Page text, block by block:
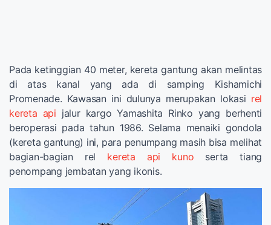
Pada ketinggian 40 meter, kereta gantung akan melintas
di atas kanal yang ada di samping Kishamichi
Promenade. Kawasan ini dulunya merupakan lokasi rel
kereta api jalur kargo Yamashita Rinko yang berhenti
beroperasi pada tahun 1986. Selama menaiki gondola
(kereta gantung) ini, para penumpang masih bisa melihat
bagian-bagian rel kereta api kuno serta tiang
penompang jembatan yang ikonis.